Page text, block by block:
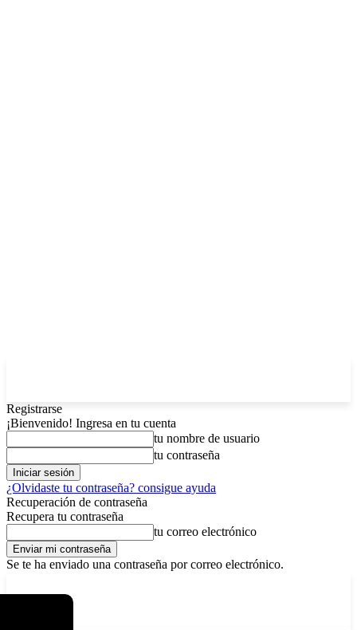
Registrarse
¡Bienvenido! Ingresa en tu cuenta
tu nombre de usuario
tu contraseña
¿Olvidaste tu contraseña? consigue ayuda
Recuperación de contraseña
Recupera tu contraseña
tu correo electrónico
Se te ha enviado una contraseña por correo electrónico.